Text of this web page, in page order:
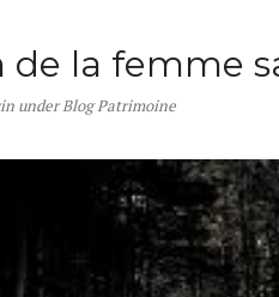
de la femme
underBlog Patrimoine